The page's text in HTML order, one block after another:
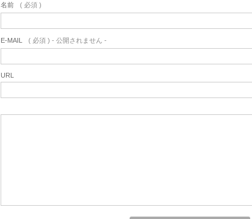
名前 ( 必須 )
E-MAIL ( 必須 ) - 公開されません -
URL